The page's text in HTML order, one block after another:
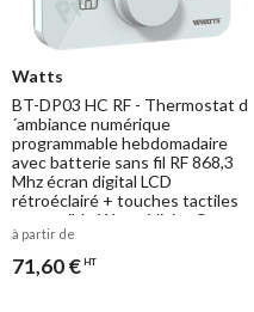
Watts
BT-DP03 HC RF - Thermostat d
´ambiance numérique
programmable hebdomadaire
avec batterie sans fil RF 868,3
Mhz écran digital LCD
rétroéclairé + touches tactiles
compatible Watts Vision®
à partir de
71,60 € HT